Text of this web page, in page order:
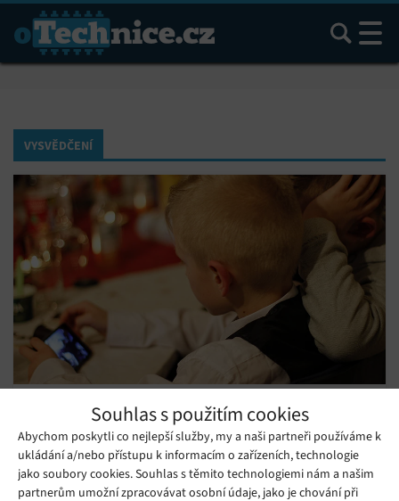
Souhlas s použitím cookies
Abychom poskytli co nejlepší služby, my a naši partneři používáme k
ukládání a/nebo přístupu k informacím o zařízeních, technologie
jako soubory cookies. Souhlas s těmito technologiemi nám a našim
partnerům umožní zpracovávat osobní údaje, jako je chování při
Hledat
VYSVĚDČENÍ
Výběr redakce: Jaký telefon za vysvědčení?
Sobota 23. 06. 2018 Redakce
Příští týden končí žákům a středoškolským studentům školní
rok a budou dostávat vysvědčení.